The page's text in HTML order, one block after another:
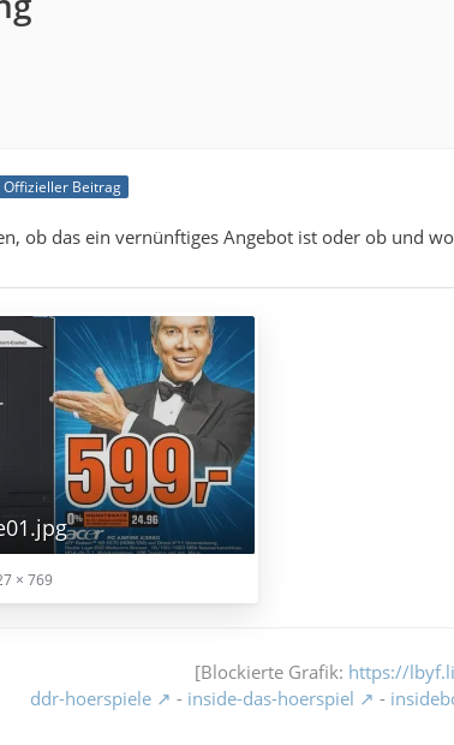
Offizieller Beitrag
ob das ein vernünftiges Angebot ist oder ob und
× 769
[Blockierte Grafik: https://
ddr-hoerspiele
- inside-das-hoerspiel -